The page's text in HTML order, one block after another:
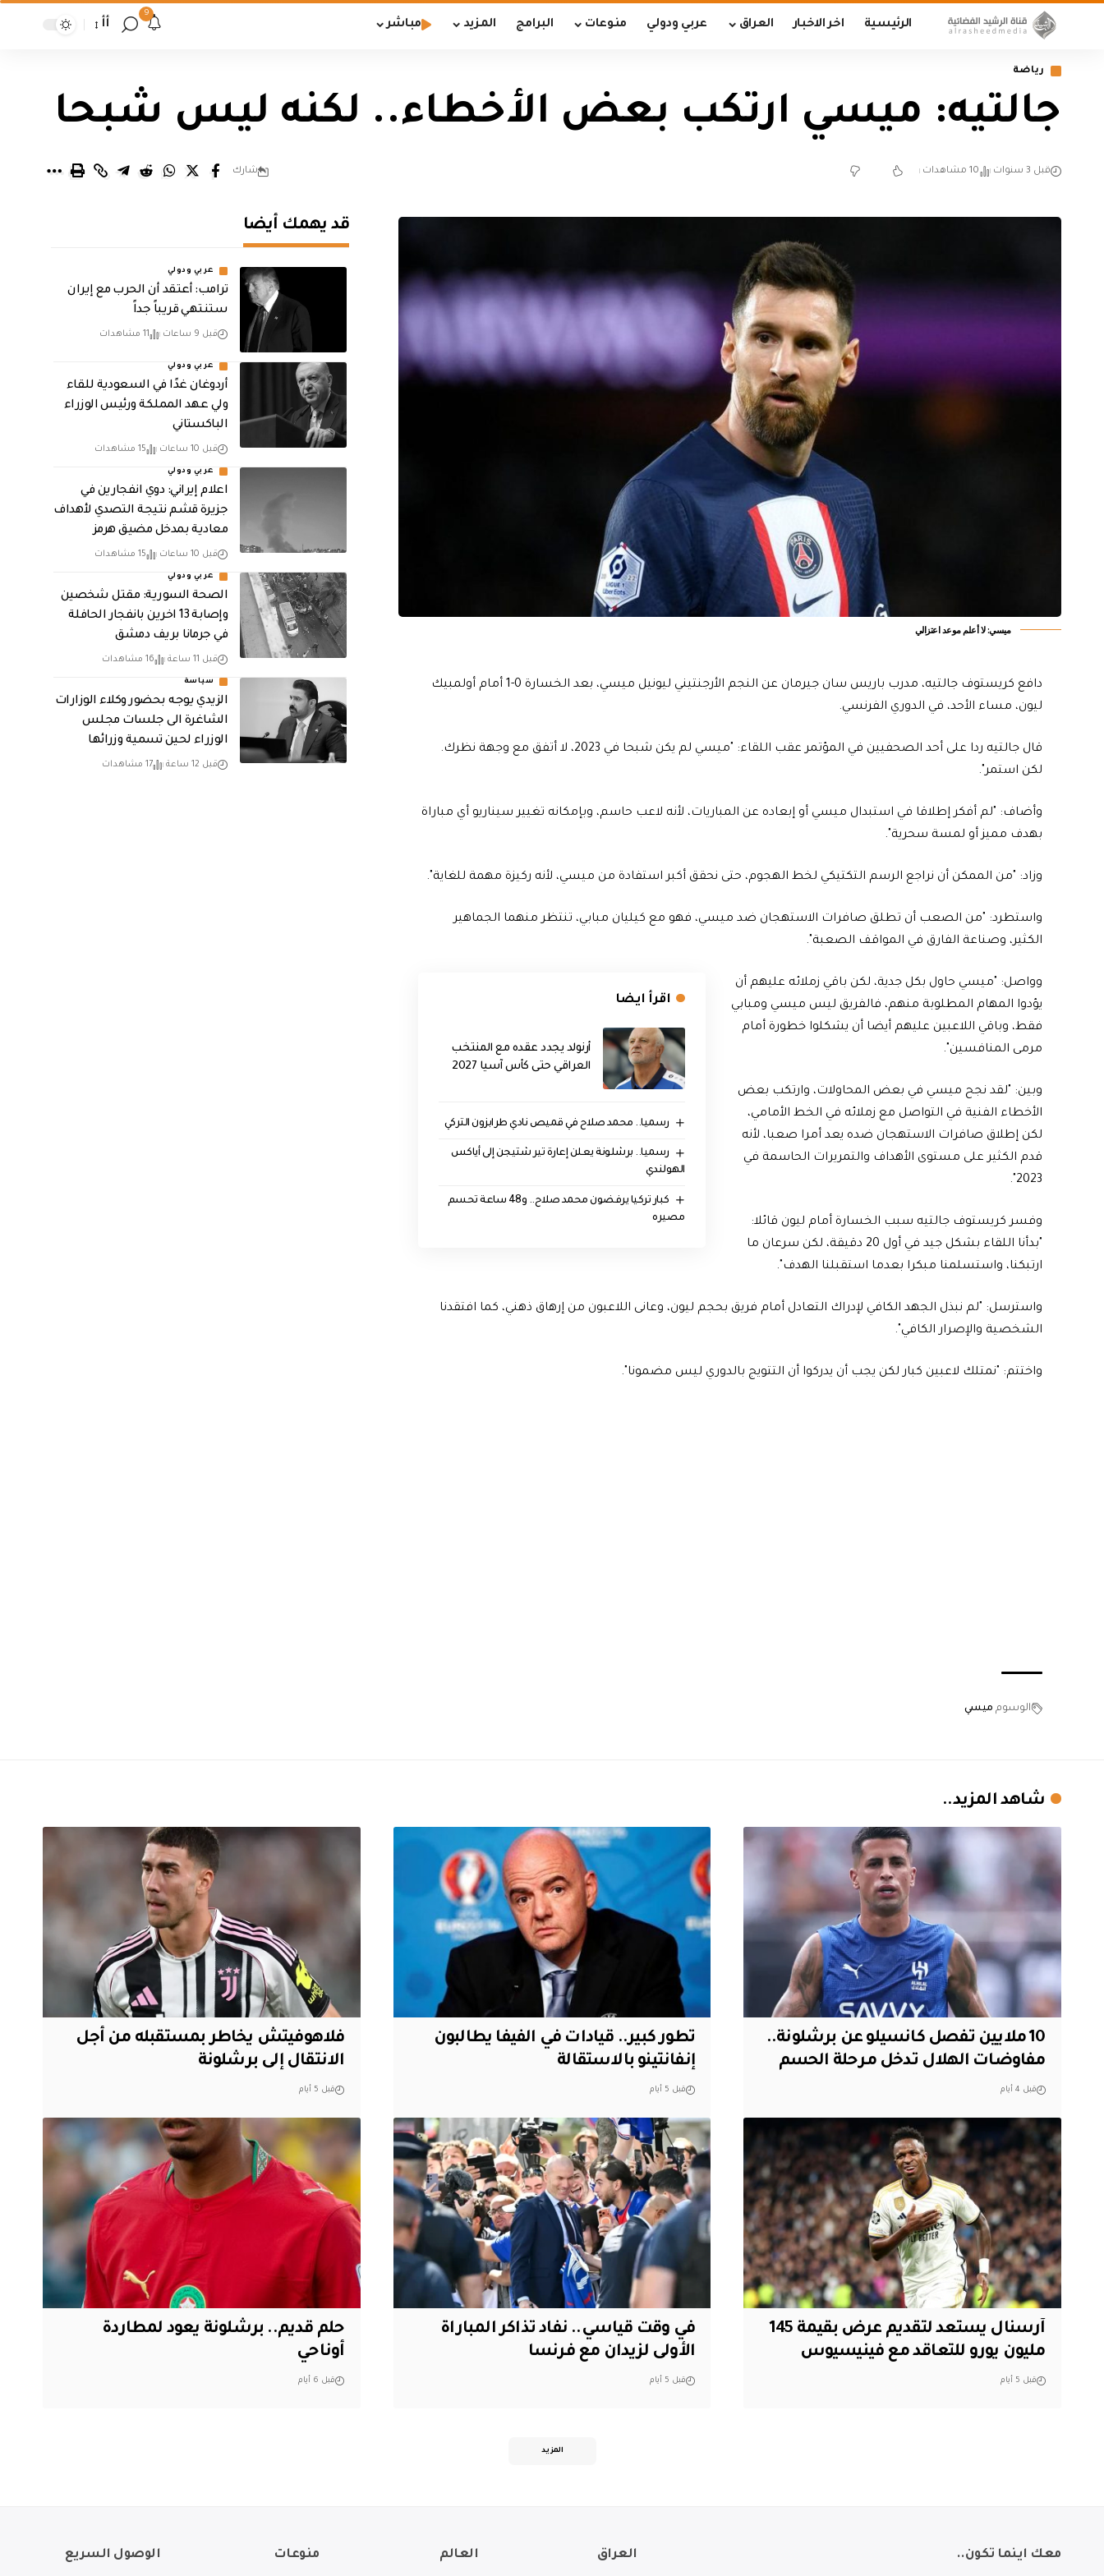
الرئيسية اخر الاخبار العراق عربي ودولي منوعات البرامج المزيد مباشر
9
أأ
رياضة
جالتيه: ميسي ارتكب بعض الأخطاء.. لكنه ليس شبحا
قبل 3 سنوات 10 مشاهدات شارك
ميسي: لا أعلم موعد اعتزالي
دافع كريستوف جالتيه، مدرب باريس سان جيرمان عن النجم الأرجنتيني ليونيل ميسي، بعد الخسارة 0-1 أمام أولمبيك
ليون، مساء الأحد، في الدوري الفرنسي.
قال جالتيه ردا على أحد الصحفيين في المؤتمر عقب اللقاء: "ميسي لم يكن شبحا في 2023، لا أتفق مع وجهة نظرك.
لكن استمر".
وأضاف: "لم أفكر إطلاقا في استبدال ميسي أو إبعاده عن المباريات، لأنه لاعب حاسم، وبإمكانه تغيير سيناريو أي مباراة
بهدف مميز أو لمسة سحرية".
وزاد: "من الممكن أن نراجع الرسم التكتيكي لخط الهجوم، حتى نحقق أكبر استفادة من ميسي، لأنه ركيزة مهمة للغاية".
واستطرد: "من الصعب أن تطلق صافرات الاستهجان ضد ميسي، فهو مع كيليان مبابي، تنتظر منهما الجماهير
الكثير، وصناعة الفارق في المواقف الصعبة".
اقرأ ايضا
أرنولد يجدد عقده مع المنتخب
العراقي حتى كأس آسيا 2027
رسميا.. محمد صلاح في قميص نادي طرابزون التركي
رسميا.. برشلونة يعلن إعارة تير شتيجن إلى أياكس
الهولندي
كبار تركيا يرفضون محمد صلاح.. و48 ساعة تحسم
مصيره
وواصل: "ميسي حاول بكل جدية، لكن باقي زملائه عليهم أن
يؤدوا المهام المطلوبة منهم، فالفريق ليس ميسي ومبابي
فقط، وباقي اللاعبين عليهم أيضا أن يشكلوا خطورة أمام
مرمى المنافسين".
وبين: "لقد نجح ميسي في بعض المحاولات، وارتكب بعض
الأخطاء الفنية في التواصل مع زملائه في الخط الأمامي،
لكن إطلاق صافرات الاستهجان ضده يعد أمرا صعبا، لأنه
قدم الكثير على مستوى الأهداف والتمريرات الحاسمة في
2023".
وفسر كريستوف جالتيه سبب الخسارة أمام ليون قائلا:
"بدأنا اللقاء بشكل جيد في أول 20 دقيقة، لكن سرعان ما
ارتبكنا، واستسلمنا مبكرا بعدما استقبلنا الهدف".
واسترسل: "لم نبذل الجهد الكافي لإدراك التعادل أمام فريق بحجم ليون، وعانى اللاعبون من إرهاق ذهني، كما افتقدنا
الشخصية والإصرار الكافي".
واختتم: "نمتلك لاعبين كبار لكن يجب أن يدركوا أن التتويج بالدوري ليس مضمونا".
الوسوم ميسي
قد يهمك أيضا
عربي ودولي
‏ترامب: أعتقد أن الحرب مع إيران
ستنتهي قريباً جداً
قبل 9 ساعات 11 مشاهدات
عربي ودولي
أردوغان غدًا في السعودية للقاء
ولي عهد المملكة ورئيس الوزراء
الباكستاني
قبل 10 ساعات 15 مشاهدات
عربي ودولي
اعلام إيراني: دوي انفجارين في
جزيرة قشم نتيجة التصدي لأهداف
معادية بمدخل مضيق هرمز
قبل 10 ساعات 15 مشاهدات
عربي ودولي
الصحة السورية: مقتل شخصين
وإصابة 13 اخرين بانفجار الحافلة
في جرمانا بريف دمشق
قبل 11 ساعة 16 مشاهدات
سياسة
الزيدي يوجه بحضور وكلاء الوزارات
الشاغرة الى جلسات مجلس
الوزراء لحين تسمية وزرائها
قبل 12 ساعة 17 مشاهدات
شاهد المزيد..
10 ملايين تفصل كانسيلو عن برشلونة..
مفاوضات الهلال تدخل مرحلة الحسم
قبل 4 أيام
تطور كبير.. قيادات في الفيفا يطالبون
إنفانتينو بالاستقالة
قبل 5 أيام
فلاهوفيتش يخاطر بمستقبله من أجل
الانتقال إلى برشلونة
قبل 5 أيام
آرسنال يستعد لتقديم عرض بقيمة 145
مليون يورو للتعاقد مع فينيسيوس
قبل 5 أيام
في وقت قياسي.. نفاد تذاكر المباراة
الأولى لزيدان مع فرنسا
قبل 5 أيام
حلم قديم.. برشلونة يعود لمطاردة
أوناحي
قبل 6 أيام
المزيد
معك اينما تكون.. العراق العالم منوعات الوصول السريع